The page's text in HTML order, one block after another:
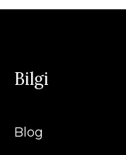
Bilgi
Blog